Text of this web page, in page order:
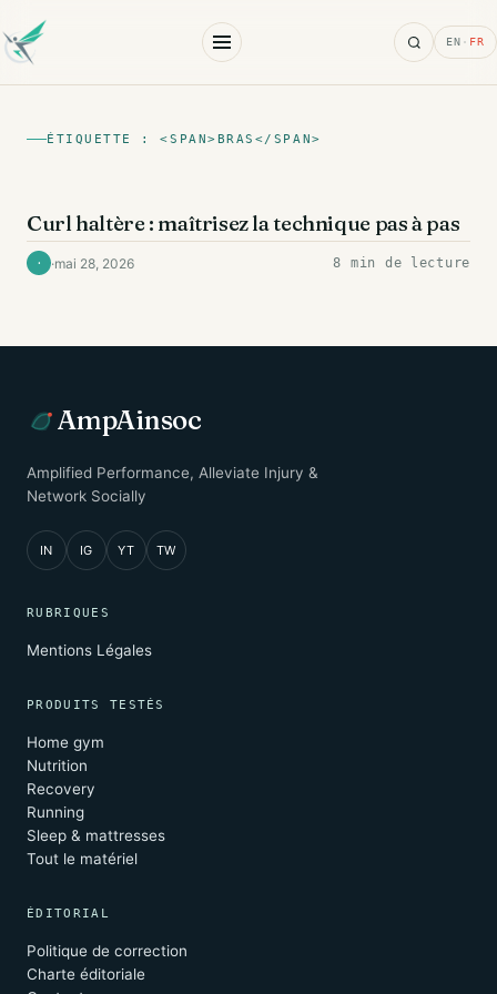
Search
EN · FR
ÉTIQUETTE : <SPAN>BRAS</SPAN>
Curl haltère : maîtrisez la technique pas à pas
· ·mai 28, 2026 8 min de lecture
AmpAinsoc
Amplified Performance, Alleviate Injury &
Network Socially
IN IG YT TW
RUBRIQUES
Mentions Légales
PRODUITS TESTÉS
Home gym
Nutrition
Recovery
Running
Sleep & mattresses
Tout le matériel
ÉDITORIAL
Politique de correction
Charte éditoriale